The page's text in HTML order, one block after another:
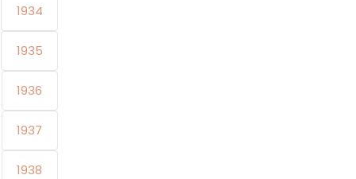
1934
1935
1936
1937
1938